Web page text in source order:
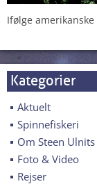
Ifølge amerikanske
Kategorier
Aktuelt
Spinnefiskeri
Om Steen Ulnits
Foto & Video
Rejser